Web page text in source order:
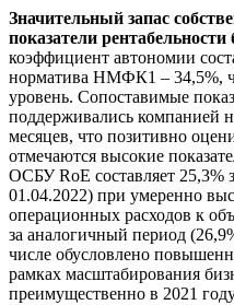
Значительный запас
показатели рентабельности
коэффициент автономии
норматива НМФК1 – 34,5%,
уровень. Сопоставимые
поддерживались компанией
месяцев, что позитивно
отмечаются высокие
ОСБУ RoE составляет 25,3%
01.04.2022) при умеренно
операционных расходов к
за аналогичный период
числе обусловлено
рамках масштабирования
преимущественно в 2021